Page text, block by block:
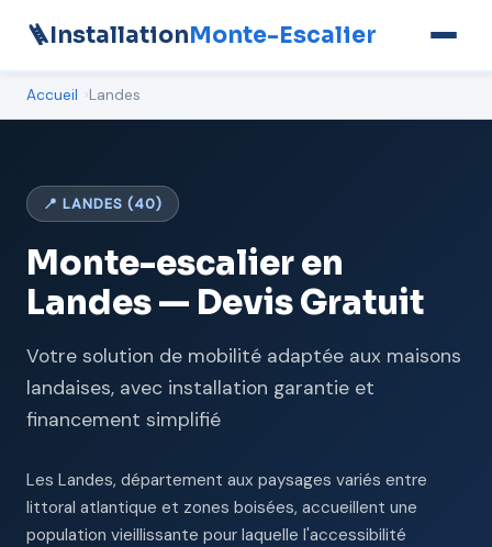
🪜InstallationMonte-Escalier
Accueil Landes
📍 LANDES (40)
Monte-escalier en
Landes — Devis Gratuit
Votre solution de mobilité adaptée aux maisons
landaises, avec installation garantie et
financement simplifié
Les Landes, département aux paysages variés entre
littoral atlantique et zones boisées, accueillent une
population vieillissante pour laquelle l'accessibilité